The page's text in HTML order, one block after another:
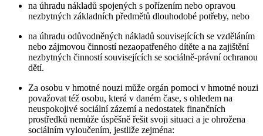
na úhradu nákladů spojených s pořízením nebo opravou
nezbytných základních předmětů dlouhodobé potřeby, nebo
na úhradu odůvodněných nákladů souvisejících se vzděláním
nebo zájmovou činností nezaopatřeného dítěte a na zajištění
nezbytných činností souvisejících se sociálně-právní ochranou
dětí.
Za osobu v hmotné nouzi může orgán pomoci v hmotné nouzi
považovat též osobu, která v daném čase, s ohledem na
neuspokojivé sociální zázemí a nedostatek finančních
prostředků nemůže úspěšně řešit svoji situaci a je ohrožena
sociálním vyloučením, jestliže zejména: